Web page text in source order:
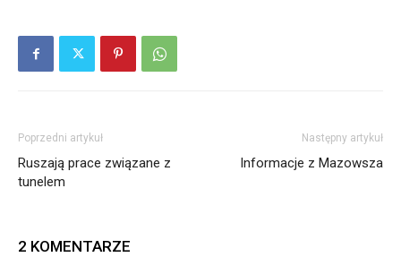
Poprzedni artykuł
Ruszają prace związane z
tunelem
Następny artykuł
Informacje z Mazowsza
2 KOMENTARZE